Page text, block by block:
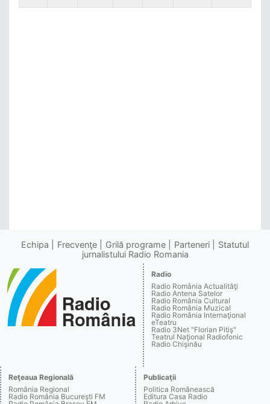
Echipa Frecvenţe Grilă programe Parteneri
Statutul
jurnalistului Radio Romania
Radio
Radio România Actualităţi
Radio Antena Satelor
Radio România Cultural
Radio România Muzical
Radio România Internaţional
eTeatru
Radio 3Net "Florian Pitiş"
Teatrul Naţional Radiofonic
Radio Chişinău
Reţeaua Regională
România Regional
Radio România Bucureşti FM
Publicaţii
Politica Românească
Editura Casa Radio